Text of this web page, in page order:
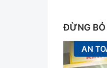
ĐỪNG BỎ
AN